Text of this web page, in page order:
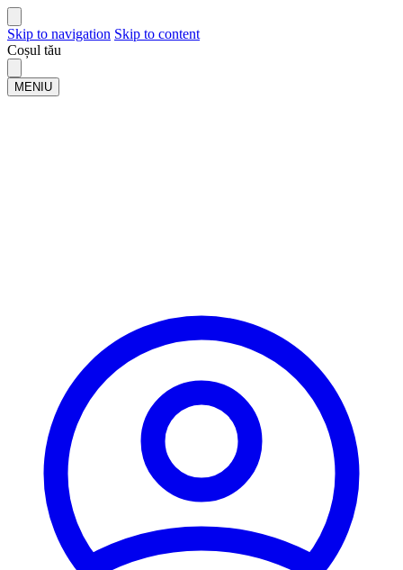
Skip to navigation Skip to content
Coșul tău
MENIU